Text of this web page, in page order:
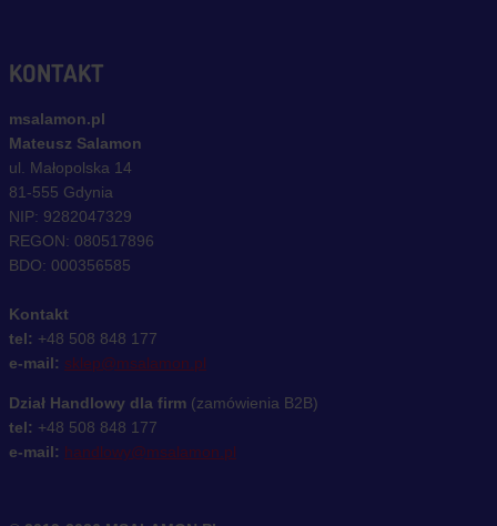
KONTAKT
msalamon.pl
Mateusz Salamon
ul. Małopolska 14
81-555 Gdynia
NIP: 9282047329
REGON: 080517896
BDO: 000356585
Kontakt
tel: +48 508 848 177
e-mail: sklep@msalamon.pl
Dział Handlowy dla firm (zamówienia B2B)
tel: +48 508 848 177
e-mail: handlowy@msalamon.pl